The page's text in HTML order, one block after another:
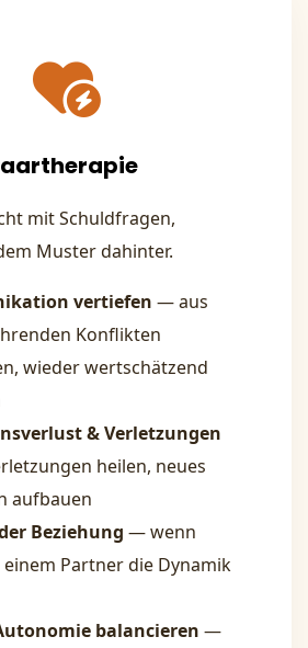
mit Schuldfragen,
Muster dahinter.
vertiefen — aus
Konflikten
wieder wertschätzend
& Verletzungen
heilen, neues
aufbauen
Beziehung — wenn
einem Partner die Dynamik
balancieren —